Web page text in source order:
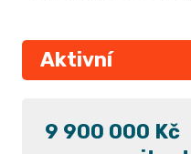
Aktivní
9 900 000 Kč